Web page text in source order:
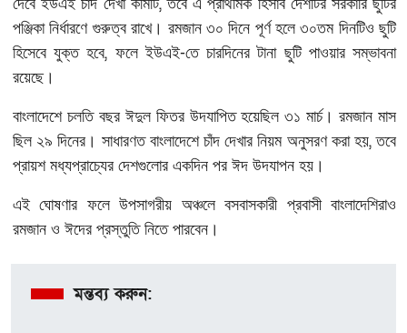
পঞ্জিকা নির্ধারণে গুরুত্ব রাখে। রমজান ৩০ দিনে পূর্ণ হলে ৩০তম দিনটিও ছুটি
হিসেবে যুক্ত হবে, ফলে ইউএই-তে চারদিনের টানা ছুটি পাওয়ার সম্ভাবনা
রয়েছে।
বাংলাদেশে চলতি বছর ঈদুল ফিতর উদযাপিত হয়েছিল ৩১ মার্চ। রমজান মাস
ছিল ২৯ দিনের। সাধারণত বাংলাদেশে চাঁদ দেখার নিয়ম অনুসরণ করা হয়,তবে
প্রায়শ মধ্যপ্রাচ্যের দেশগুলোর একদিন পর ঈদ উদযাপন হয়।
এই ঘোষণার ফলে উপসাগরীয় অঞ্চলে বসবাসকারী প্রবাসী বাংলাদেশিরাও
রমজান ও ঈদের প্রস্তুতি নিতে পারবেন।
মন্তব্য করুন: